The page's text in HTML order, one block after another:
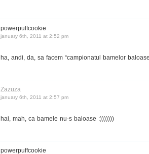
powerpuffcookie
january 6th, 2011 at 2:52 pm
ha, andi, da, sa facem “campionatul bamelor
Zazuza
january 6th, 2011 at 2:57 pm
hai, mah, ca bamele nu-s baloase :)))))))
powerpuffcookie